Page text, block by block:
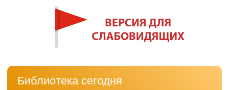
Библиотека сегодня